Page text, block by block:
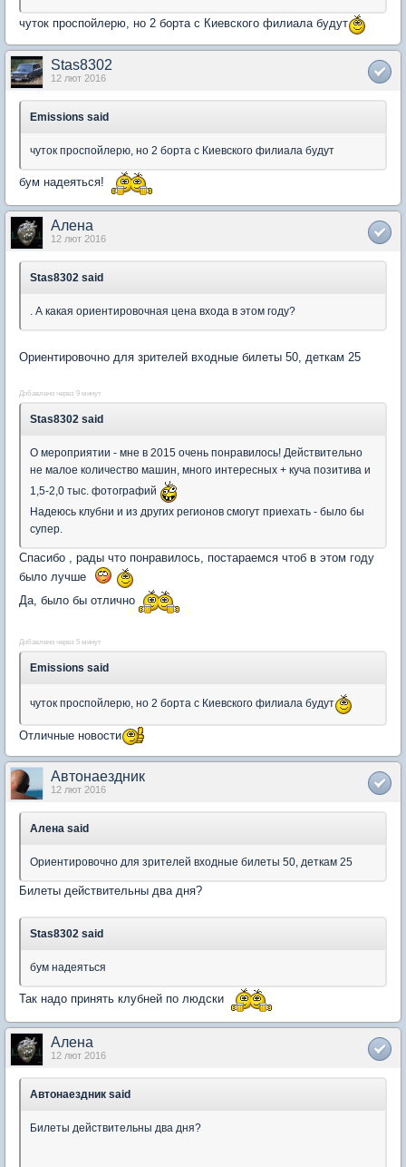
чуток проспойлерю, но 2 борта с Киевского филиала будут
Stas8302
12 лют 2016
Emissions said
чуток проспойлерю, но 2 борта с Киевского филиала будут
бум надеяться!
Алена
12 лют 2016
Stas8302 said
. А какая ориентировочная цена входа в этом году?
Ориентировочно для зрителей входные билеты 50, деткам 25
Добавлено через 9 минут
Stas8302 said
О мероприятии - мне в 2015 очень понравилось! Действительно
не малое количество машин, много интересных + куча позитива и
1,5-2,0 тыс. фотографий
Надеюсь клубни и из других регионов смогут приехать - было бы
супер.
Спасибо , рады что понравилось, постараемся чтоб в этом году
было лучше
Да, было бы отлично
Добавлено через 5 минут
Emissions said
чуток проспойлерю, но 2 борта с Киевского филиала будут
Отличные новости
Автонаездник
12 лют 2016
Алена said
Ориентировочно для зрителей входные билеты 50, деткам 25
Билеты действительны два дня?
Stas8302 said
бум надеяться
Так надо принять клубней по людски
Алена
12 лют 2016
Автонаездник said
Билеты действительны два дня?